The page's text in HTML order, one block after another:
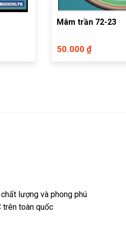
Mâm trần 72-23
50.000 ₫
lượng và phong phú
trên toàn quốc